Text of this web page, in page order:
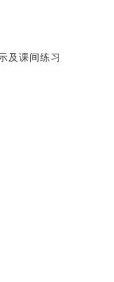
及课间练习